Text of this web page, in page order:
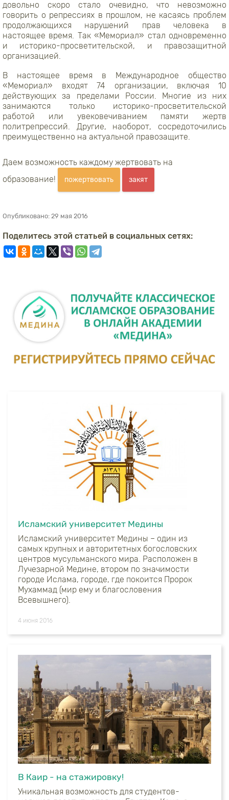
довольно скоро стало очевидно, что невозможно
говорить о репрессиях в прошлом, не касаясь проблем
продолжающихся нарушений прав человека в
настоящее время. Так «Мемориал» стал одновременно
и историко-просветительской, и правозащитной
организацией.
В настоящее время в Международное общество
«Мемориал» входят 74 организации, включая 10
действующих за пределами России. Многие из них
занимаются только историко-просветительской
работой или увековечиванием памяти жертв
политрепрессий. Другие, наоборот, сосредоточились
преимущественно на актуальной правозащите.
Даем возможность каждому жертвовать на
образование!
пожертвовать закят
Опубликовано: 29 мая 2016
Поделитесь этой статьей в социальных сетях:
Исламский университет Медины
Исламский университет Медины – один из
самых крупных и авторитетных богословских
центров мусульманского мира. Расположен в
Лучезарной Медине, втором по значимости
городе Ислама, городе, где покоится Пророк
Мухаммад (мир ему и благословения
Всевышнего).
4 июня 2016
В Каир - на стажировку!
Уникальная возможность для студентов-